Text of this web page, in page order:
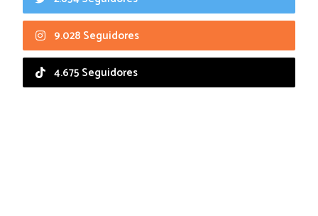
9.028 Seguidores
4.675 Seguidores